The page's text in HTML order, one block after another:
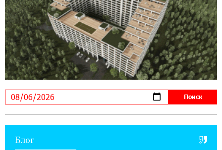
Состоялось открытие Khachaturian Rooftop
при поддержке IDBank
18:38:18 28-07-2026
Пашинян ты упустил свой шанс уйти
спокойно. Аршак Карапетян
12:04:53 28-07-2026
Обновленный Центр продаж и обслуживания
Блог